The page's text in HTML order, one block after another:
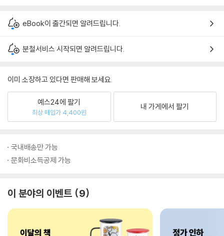
eBook이 출간되면 알려드립니다.
분철서비스 시작되면 알려드립니다.
이미 소장하고 있다면 판매해 보세요.
예스24에 팔기
최상 매입가 4,400원
내 가게에서 팔기
국내배송만 가능
문화비소득공제 가능
이 분야의 이벤트 9